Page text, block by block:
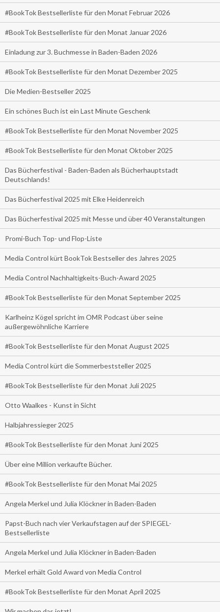
#BookTok Bestsellerliste für den Monat Februar 2026
#BookTok Bestsellerliste für den Monat Januar 2026
Einladung zur 3. Buchmesse in Baden-Baden 2026
#BookTok Bestsellerliste für den Monat Dezember 2025
Die Medien-Bestseller 2025
Ein schönes Buch ist ein Last Minute Geschenk
#BookTok Bestsellerliste für den Monat November 2025
#BookTok Bestsellerliste für den Monat Oktober 2025
Das Bücherfestival - Baden-Baden als Bücherhauptstadt
Deutschlands!
Das Bücherfestival 2025 mit Elke Heidenreich
Das Bücherfestival 2025 mit Messe und über 40 Veranstaltungen
Promi-Buch Top- und Flop-Liste
Media Control kürt BookTok Bestseller des Jahres 2025
Media Control Nachhaltigkeits-Buch-Award 2025
#BookTok Bestsellerliste für den Monat September 2025
Karlheinz Kögel spricht im OMR Podcast über seine
außergewöhnliche Karriere
#BookTok Bestsellerliste für den Monat August 2025
Media Control kürt die Sommerbeststeller 2025
#BookTok Bestsellerliste für den Monat Juli 2025
Otto Waalkes - Kunst in Sicht
Halbjahressieger 2025
#BookTok Bestsellerliste für den Monat Juni 2025
Über eine Million verkaufte Bücher.
#BookTok Bestsellerliste für den Monat Mai 2025
Angela Merkel und Julia Klöckner in Baden-Baden
Papst-Buch nach vier Verkaufstagen auf der SPIEGEL-
Bestsellerliste
Angela Merkel und Julia Klöckner in Baden-Baden
Merkel erhält Gold Award von Media Control
#BookTok Bestsellerliste für den Monat April 2025